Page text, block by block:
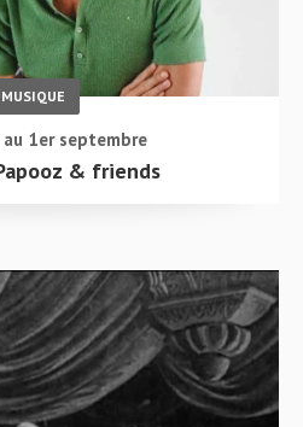
MUSIQUE
1er septembre
& friends